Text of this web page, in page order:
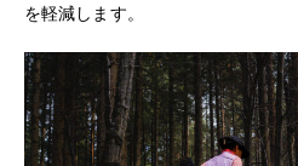
を軽減します。